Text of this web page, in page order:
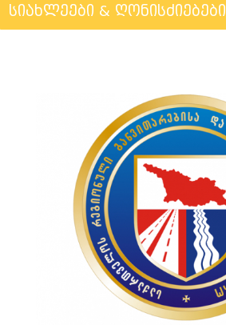
სიახლეები & ღონისძიებები